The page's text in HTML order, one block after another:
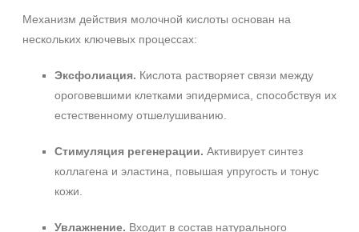
Механизм действия молочной кислоты основан на
нескольких ключевых процессах:
Эксфолиация. Кислота растворяет связи между
ороговевшими клетками эпидермиса, способствуя их
естественному отшелушиванию.
Стимуляция регенерации. Активирует синтез
коллагена и эластина, повышая упругость и тонус
кожи.
Увлажнение. Входит в состав натурального